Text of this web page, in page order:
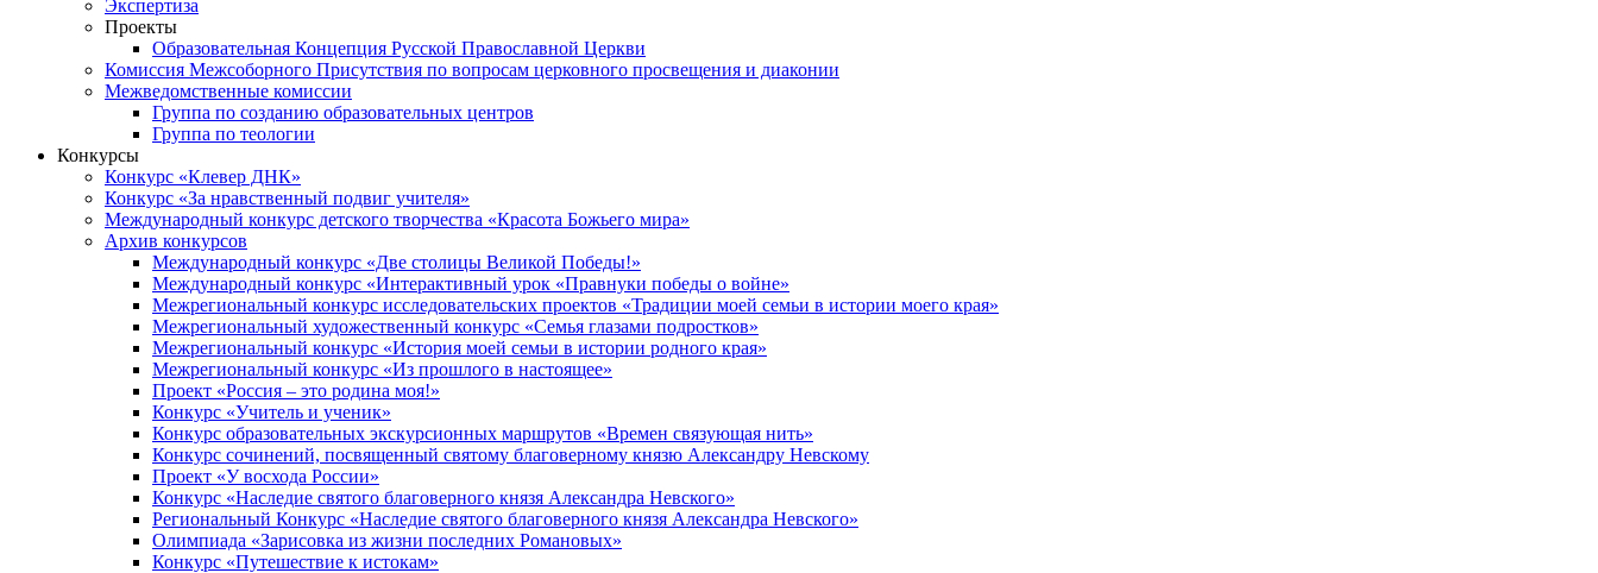
Экспертиза
Проекты
Образовательная Концепция Русской Православной Церкви
Комиссия Межсоборного Присутствия по вопросам церковного просвещения и диаконии
Межведомственные комиссии
Группа по созданию образовательных центров
Группа по теологии
Конкурсы
Конкурс «Клевер ДНК»
Конкурс «За нравственный подвиг учителя»
Международный конкурс детского творчества «Красота Божьего мира»
Архив конкурсов
Международный конкурс «Две столицы Великой Победы!»
Международный конкурс «Интерактивный урок «Правнуки победы о войне»
Межрегиональный конкурс исследовательских проектов «Традиции моей семьи в истории моего края»
Межрегиональный художественный конкурс «Семья глазами подростков»
Межрегиональный конкурс «История моей семьи в истории родного края»
Межрегиональный конкурс «Из прошлого в настоящее»
Проект «Россия – это родина моя!»
Конкурс «Учитель и ученик»
Конкурс образовательных экскурсионных маршрутов «Времен связующая нить»
Конкурс сочинений, посвященный святому благоверному князю Александру Невскому
Проект «У восхода России»
Конкурс «Наследие святого благоверного князя Александра Невского»
Региональный Конкурс «Наследие святого благоверного князя Александра Невского»
Олимпиада «Зарисовка из жизни последних Романовых»
Конкурс «Путешествие к истокам»